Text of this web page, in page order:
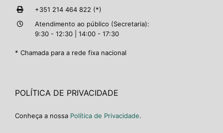
+351 214 464 822 (*)
Atendimento ao público (Secretaria):
9:30 - 12:30 | 14:00 - 17:30
* Chamada para a rede fixa nacional
POLÍTICA DE PRIVACIDADE
Conheça a nossa Política de Privacidade.